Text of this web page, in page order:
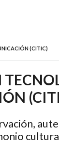
(CITIC)